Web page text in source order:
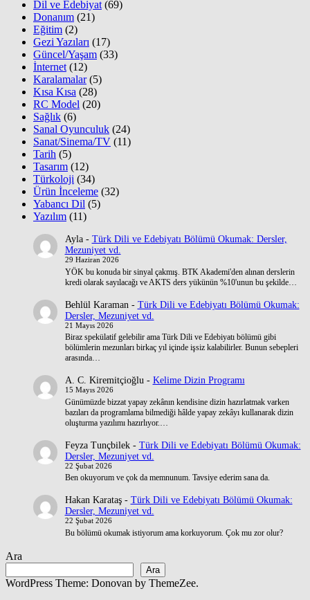
Dil ve Edebiyat (69)
Donanım (21)
Eğitim (2)
Gezi Yazıları (17)
Güncel/Yaşam (33)
İnternet (12)
Karalamalar(5)
Kısa Kısa (28)
RC Model (20)
Sağlık (6)
Sanal Oyunculuk (24)
Sanat/Sinema/TV (11)
Tarih (5)
Tasarım (12)
Türkoloji (34)
Ürün İnceleme (32)
Yabancı Dil (5)
Yazılım (11)
Ayla- Türk Dili ve Edebiyatı Bölümü Okumak: Dersler,
Mezuniyet vd.
29 Haziran 2026
YÖK bu konuda bir sinyal çakmış. BTK Akademi'den alınan derslerin
kredi olarak sayılacağı ve AKTS ders yükünün %10'unun bu şekilde…
Behlül Karaman - Türk Dili ve Edebiyatı Bölümü Okumak:
Dersler, Mezuniyet vd.
21 Mayıs 2026
Biraz spekülatif gelebilir ama Türk Dili ve Edebiyatı bölümü gibi
bölümlerin mezunları birkaç yıl içinde işsiz kalabilirler. Bunun sebepleri
arasında…
A. C. Kiremitçioğlu- Kelime Dizin Programı
15 Mayıs 2026
Günümüzde bizzat yapay zekânın kendisine dizin hazırlatmak varken
bazıları da programlama bilmediği hâlde yapay zekâyı kullanarak dizin
oluşturma yazılımı hazırlıyor.…
Feyza Tunçbilek- Türk Dili ve Edebiyatı Bölümü Okumak:
Dersler, Mezuniyet vd.
22 Şubat 2026
Ben okuyorum ve çok da memnunum. Tavsiye ederim sana da.
Hakan Karataş- Türk Dili ve Edebiyatı Bölümü Okumak:
Dersler, Mezuniyet vd.
22 Şubat 2026
Bu bölümü okumak istiyorum ama korkuyorum. Çok mu zor olur?
Ara
Ara
WordPress Theme: Donovan by ThemeZee.